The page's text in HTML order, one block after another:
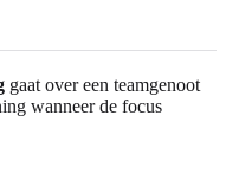
gaat over een teamgenoot
wanneer de focus